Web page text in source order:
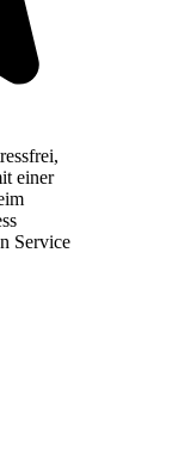
einer
Service